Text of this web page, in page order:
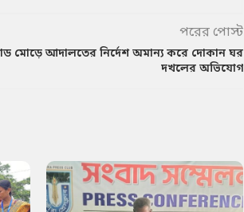
পরের পোস্ট
মোড়ে আদালতের নির্দেশ অমান্য করে দোকান ঘর
দখলের অভিযোগ